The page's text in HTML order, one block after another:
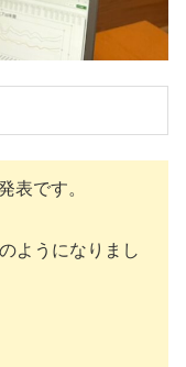
表です。
ようになりまし